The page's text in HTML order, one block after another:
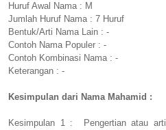
Huruf Awal Nama : M
Jumlah Huruf Nama : 7 Huruf
Bentuk/Arti Nama Lain : -
Contoh Nama Populer : -
Contoh Kombinasi Nama : -
Keterangan : -
Kesimpulan dari Nama Mahamid :
Kesimpulan 1 : Pengertian atau